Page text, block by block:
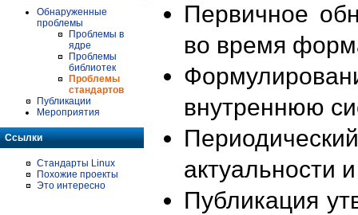
Обнаруженные
проблемы
Проблемы в
ядре
Проблемы
библиотек
Проблемы
стандартов
Публикации
Мероприятия
Ссылки
Стандарты Linux
Похожие проекты
Это интересно
Первичное
во время
внутреннюю
актуальности
Публикация